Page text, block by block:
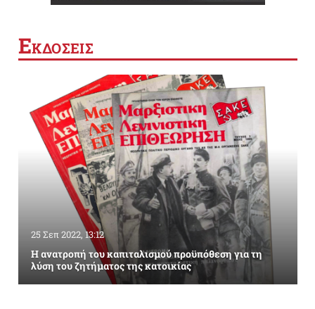
ΕΚΔΟΣΕΙΣ
25 Σεπ 2022, 13:12
Η ανατροπή του καπιταλισμού προϋπόθεση για τη
λύση του ζητήματος της κατοικίας